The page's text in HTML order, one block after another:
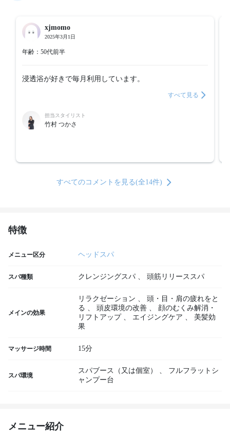
xjmomo
2025年3月1日
年齢：50代前半
浸透浴が好きで毎月利用しています。
すべて見る
担当スタイリスト
竹村 つかさ
すべてのコメントを見る(全14件)
特徴
メニュー区分 ヘッドスパ
スパ種類 クレンジングスパ 、 頭筋リリーススパ
メインの効果
リラクゼーション 、
頭・目・肩の疲れをと
る 、 頭皮環境の改善 、
顔のむくみ解消・
リフトアップ 、 エイジングケア 、
美髪効
果
マッサージ時間 15分
スパ環境
スパブース（又は個室） 、
フルフラットシ
ャンプー台
メニュー紹介